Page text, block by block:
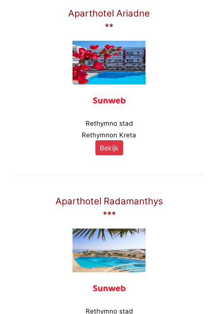
Aparthotel Ariadne
**
Rethymno stad
Rethymnon Kreta
Bekijk
Aparthotel Radamanthys
***
Rethymno stad